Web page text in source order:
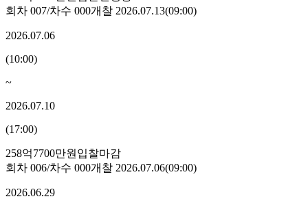
회차 007/차수 000개찰 2026.07.13(09:00)
2026.07.06
(10:00)
~
2026.07.10
(17:00)
258억7700만원 입찰마감
회차 006/차수 000개찰 2026.07.06(09:00)
2026.06.29